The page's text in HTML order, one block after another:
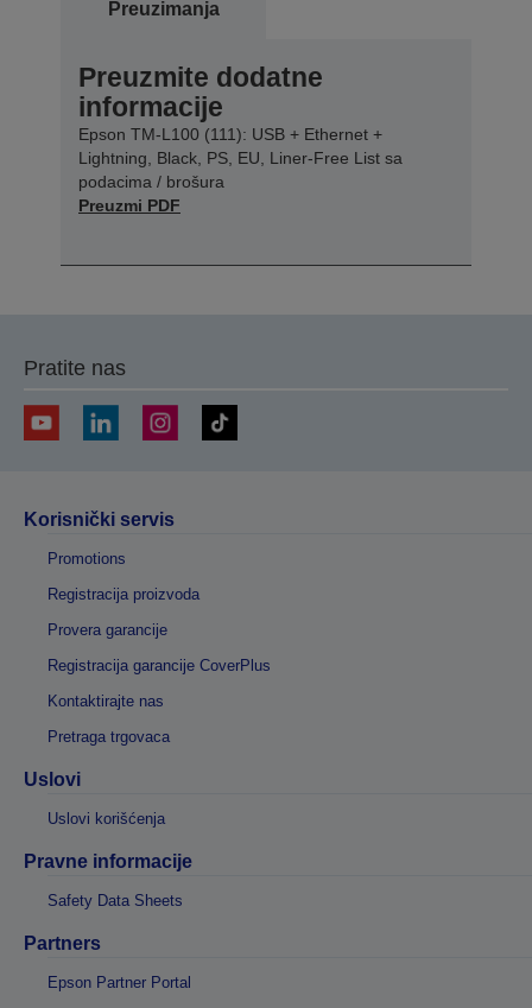
Preuzimanja
Preuzmite dodatne
informacije
Epson TM-L100 (111): USB + Ethernet +
Lightning, Black, PS, EU, Liner-Free List sa
podacima / brošura
Preuzmi PDF
Pratite nas
Korisnički servis
Promotions
Registracija proizvoda
Provera garancije
Registracija garancije CoverPlus
Kontaktirajte nas
Pretraga trgovaca
Uslovi
Uslovi korišćenja
Pravne informacije
Safety Data Sheets
Partners
Epson Partner Portal